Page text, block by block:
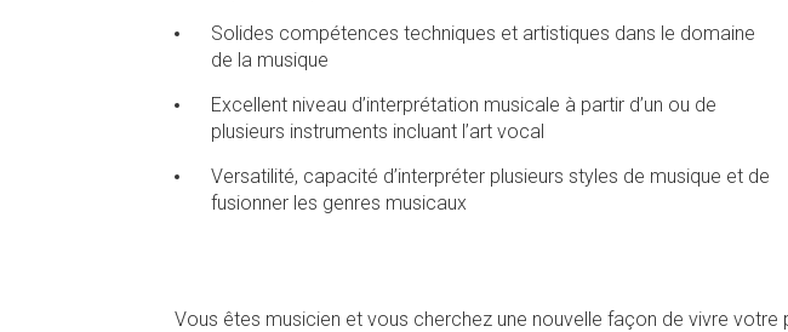
Solides compétences techniques et artistiques dans le domaine
de la musique
Excellent niveau d’interprétation musicale à partir d’un ou de
plusieurs instruments incluant l’art vocal
Versatilité, capacité d’interpréter plusieurs styles de musique et de
fusionner les genres musicaux
Vous êtes musicien et vous cherchez une nouvelle façon de vivre